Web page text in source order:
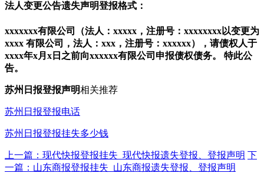
法人变更公告遗失声明登报格式：
xxxxxxx有限公司（法人：xxxxx，注册号：xxxxxxxx以变更为
xxxx 有限公司，法人：xxx，注册号：xxxxxx），请债权人于
xxxx年x月x日之前向xxxxxx有限公司申报债权债务。 特此公
告。
苏州日报登报声明相关推荐
苏州日报登报电话
苏州日报登报挂失多少钱
上一篇：现代快报登报挂失_现代快报遗失登报、登报声明 下
一篇：山东商报登报挂失_山东商报遗失登报、登报声明